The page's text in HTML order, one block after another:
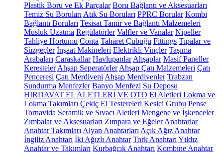
Plastik Boru ve Ek Parçalar Boru Bağlantı ve Aksesuarları
Temiz Su Boruları Atık Su Boruları PPRC Borular Kombi
Bağlantı Boruları Tesisat Tamir ve Bağlantı Malzemeleri
Musluk Uzatma Regülatörler Valfler ve Vanalar Nipeller
Tahliye Hortumu Conta Taharet Çubuğu Fittings Tıpalar ve
Süzgeçler İnşaat Makineleri Elektrikli Vinçler Taşıma
Arabaları Caraskallar Havlupanlar Ahşaplar Masif Paneller
Keresteler Ahşap Seperatörler Ahşap Çatı Malzemeleri Çatı
Penceresi Çatı Merdiveni Ahşap Merdivenler Trabzan
Sundurma Menfezler Banyo Menfezi Su Deposu
HIRDAVAT EL ALETLERİ VE OTO El Aletleri Lokma ve
Lokma Takımları Çekiç El Testereleri Kesici Grubu Pense
Tornavida Seramik ve Sıvacı Aletleri Mengene ve İşkenceler
Zımbalar ve Aksesuarları Zımpara ve Eğeler Anahtarlar
Anahtar Takımları Alyan Anahtarları Açık Ağız Anahtar
İngiliz Anahtarı İki Ağızlı Anahtar Tork Anahtarı Yıldız
Anahtar ve Takımları Kurbağcık Anahtarı Kombine Anahtar